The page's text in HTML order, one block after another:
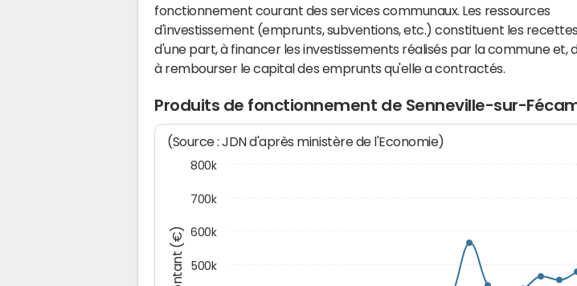
fonctionnement courant des services communaux. Les ressources
d'investissement (emprunts, subventions, etc.) constituent les
d'une part, à financer les investissements réalisés par la commune et,
à rembourser le capital des emprunts qu'elle a contractés.
Produits de fonctionnement de Senneville-sur-
Montant (€)
(Source : JDN d'après ministère de l'Economie)
500k
600k
700k
800k